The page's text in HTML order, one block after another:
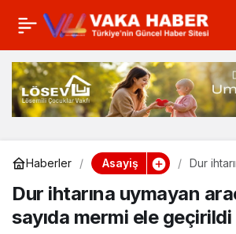
Haberler Asayiş
Dur
geçirildi
Dur ihtarına uymayan
sayıda mermi ele geçirildi
Edirne’de 2 bin litre
kaçak şarap!